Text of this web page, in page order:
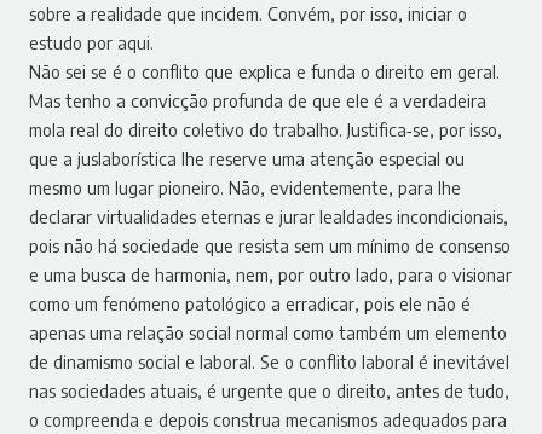
sobre a realidade que incidem. Convém, por isso, iniciar o
estudo por aqui.
Não sei se é o conflito que explica e funda o direito em geral.
Mas tenho a convicção profunda de que ele é a verdadeira
mola real do direito coletivo do trabalho. Justifica‑se, por isso,
que a juslaborística lhe reserve uma atenção especial ou
mesmo um lugar pioneiro. Não, evidentemente, para lhe
declarar virtualidades eternas e jurar lealdades incondicionais,
pois não há sociedade que resista sem um mínimo de consenso
e uma busca de harmonia, nem, por outro lado, para o visionar
como um fenómeno patológico a erradicar, pois ele não é
apenas uma relação social normal como também um elemento
de dinamismo social e laboral. Se o conflito laboral é inevitável
nas sociedades atuais, é urgente que o direito, antes de tudo,
o compreenda e depois construa mecanismos adequados para